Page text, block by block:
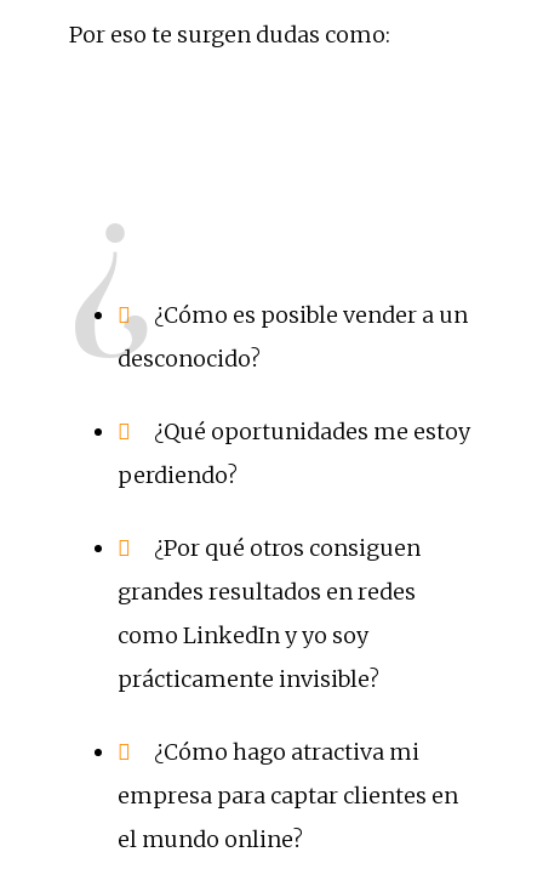
Por eso te surgen dudas como:
¿ ¿Cómo es posible vender a un
desconocido?
¿Qué oportunidades me estoy
perdiendo?
¿Por qué otros consiguen
grandes resultados en redes
como LinkedIn y yo soy
prácticamente invisible?
¿Cómo hago atractiva mi
empresa para captar clientes en
el mundo online?